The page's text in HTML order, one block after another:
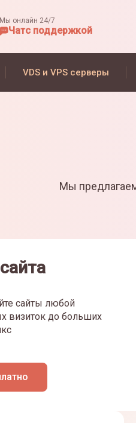
Мы онлайн 24/7
Чатс поддержкой
VDS и VPS серверы
Мы
сайты любой
визиток до больших